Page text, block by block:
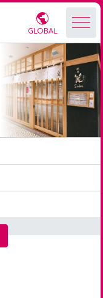
GLOBAL